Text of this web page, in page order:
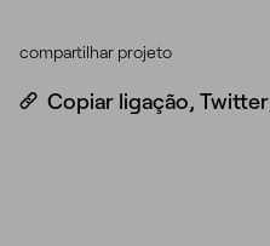
compartilhar projeto
Copiar ligação, Twitter